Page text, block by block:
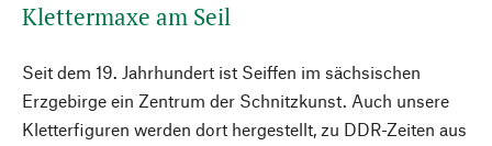
Klettermaxe am Seil
Seit dem 19. Jahrhundert ist Seiffen im sächsischen
Erzgebirge ein Zentrum der Schnitzkunst. Auch unsere
Kletterfiguren werden dort hergestellt, zu DDR-Zeiten aus